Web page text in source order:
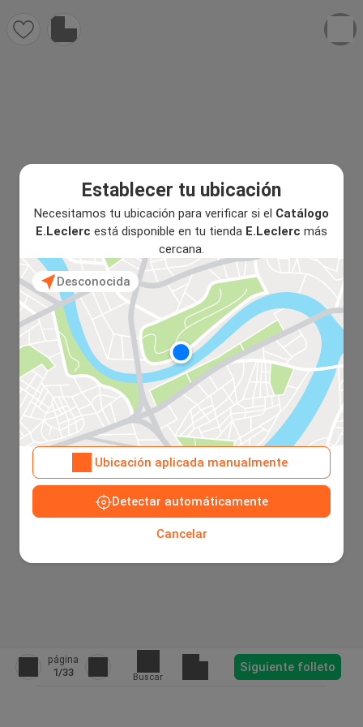
Establecer tu ubicación
Necesitamos tu ubicación para verificar si el Catálogo
E.Leclerc está disponible en tu tienda E.Leclerc más
cercana.
Desconocida
Ubicación aplicada manualmente
Detectar automáticamente
Cancelar
página
1/33 Buscar
Siguiente folleto